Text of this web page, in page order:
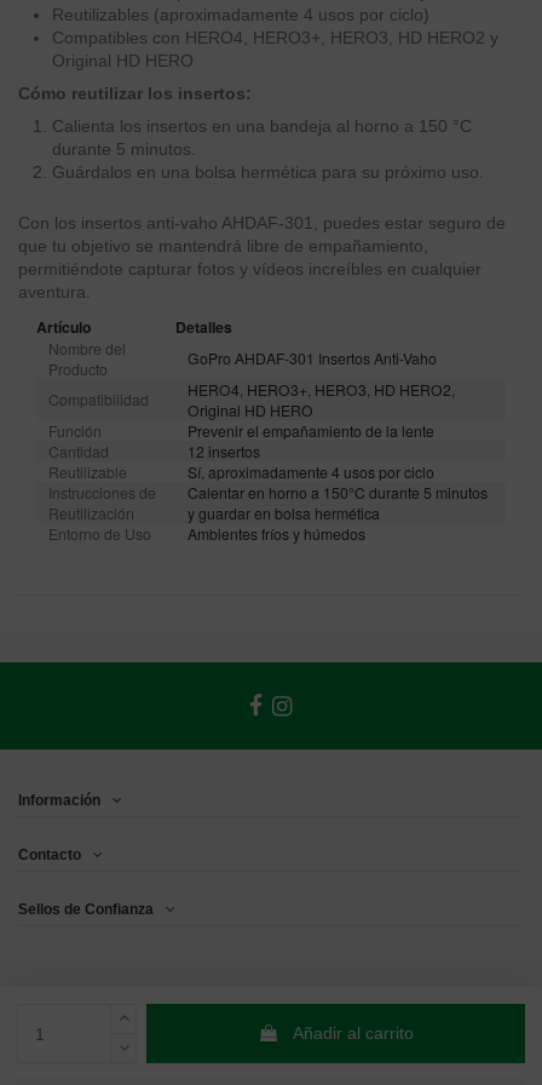
Añadir al carrito
Reutilizables (aproximadamente 4 usos por ciclo)
Compatibles con HERO4, HERO3+, HERO3, HD HERO2 y
Original HD HERO
Cómo reutilizar los insertos:
Calienta los insertos en una bandeja al horno a 150 °C
durante 5 minutos.
Guárdalos en una bolsa hermética para su próximo uso.
Con los insertos anti-vaho AHDAF-301, puedes estar seguro de
que tu objetivo se mantendrá libre de empañamiento,
permitiéndote capturar fotos y vídeos increíbles en cualquier
aventura.
Artículo Detalles
Nombre del
Producto
GoPro AHDAF-301 Insertos Anti-Vaho
Compatibilidad
HERO4, HERO3+, HERO3, HD HERO2,
Original HD HERO
Función
Prevenir el empañamiento de la lente
Cantidad
12 insertos
Reutilizable
Sí, aproximadamente 4 usos por ciclo
Instrucciones de
Reutilización
Calentar en horno a 150°C durante 5 minutos
y guardar en bolsa hermética
Entorno de Uso
Ambientes fríos y húmedos
Información
Contacto
Sellos de Confianza